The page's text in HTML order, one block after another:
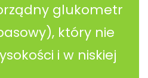
glukometr
który nie
i w niskiej